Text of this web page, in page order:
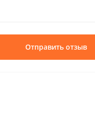
Отправить отзыв